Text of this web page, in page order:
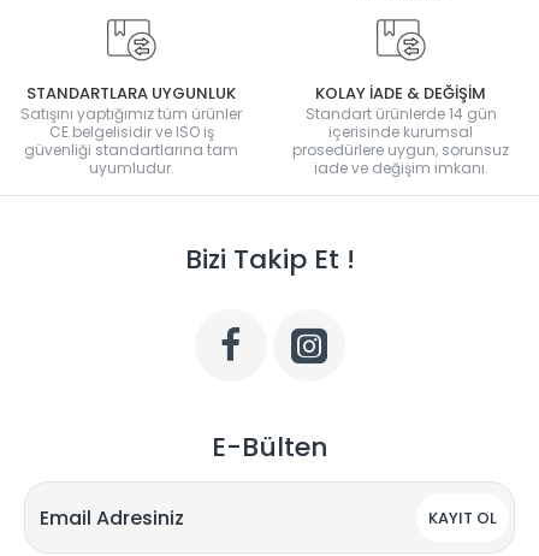
STANDARTLARA UYGUNLUK
Satışını yaptığımız tüm ürünler
CE belgelisidir ve ISO iş
güvenliği standartlarına tam
uyumludur.
KOLAY İADE & DEĞİŞİM
Standart ürünlerde 14 gün
içerisinde kurumsal
prosedürlere uygun, sorunsuz
iade ve değişim imkanı.
Bizi Takip Et !
E-Bülten
KAYIT OL